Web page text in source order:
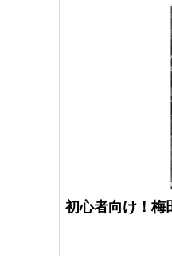
初心者向け！梅